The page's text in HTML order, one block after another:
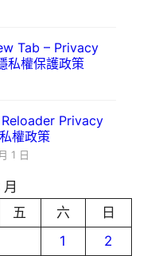
Tab – Privacy
私權保護政策
Privacy
權政策
1 日
五 六
日
1
2